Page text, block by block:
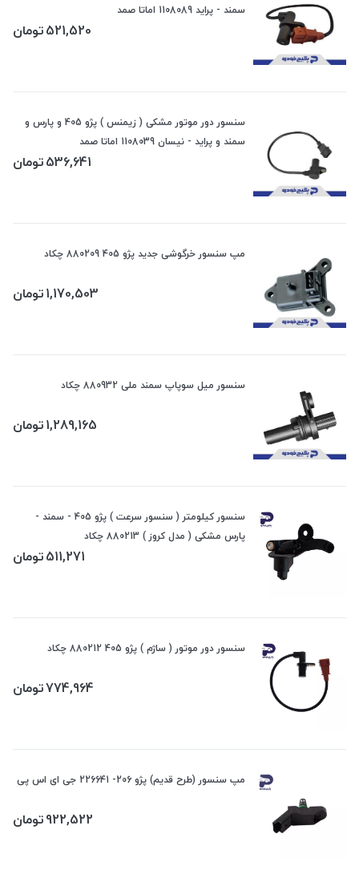
سمند - پراید 1108089 اماتا صمد
521,520تومان
سنسور دور موتور مشکی ( زیمنس ) پژو 405 و پارس و
سمند و پراید - نیسان 1108039 اماتا صمد
536,641تومان
مپ سنسور خرگوشی جدید پژو 405 880209 چکاد
1,170,503تومان
سنسور میل سوپاپ سمند ملی 880932 چکاد
1,289,165تومان
سنسور کیلومتر ( سنسور سرعت ) پژو 405 - سمند -
پارس مشکی ( مدل کروز ) 880213 چکاد
511,271تومان
سنسور دور موتور ( ساژم ) پژو 405 880212 چکاد
774,964تومان
مپ سنسور (طرح قدیم) پژو 206- 226641 جی ای اس پی
922,522تومان